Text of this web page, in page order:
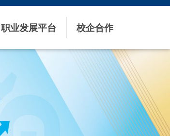
职业发展平台 校企合作